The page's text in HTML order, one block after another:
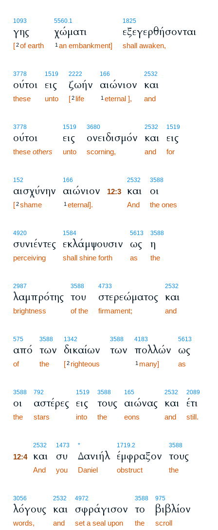
1093
γης
[2of earth
5560.1
χώματι
1 an embankment]
1825
εξεγερθήσονται
shall awaken,
3778
ούτοι
these
1519
εις
unto
2222
ζωήν
[2 life
166
αιώνιον
1 eternal ],
2532
και
and
3778
ούτοι
these others
1519
εις
unto
3680
ονειδισμόν
scorning,
2532
και
and
1519
εις
for
152
αισχύνην
[2shame
166
αιώνιον
1 eternal].
2532
12:3 και
And
3588
οι
the ones
4920
συνιέντες
perceiving
1584
εκλάμψουσιν
shall shine forth
5613
ως
as
3588
η
the
2987
λαμπρότης
brightness
3588
του
of the
4733
στερεώματος
firmament;
2532
και
and
575
από
of
3588
των
the
1342
δικαίων
[2 righteous
3588
των
4183
πολλών
1 many]
5613
ως
as
3588
οι
the
792
αστέρες
stars
1519
εις
into
3588
τους
the
165
αιώνας
eons
2532
και
and
2089
έτι
still.
2532
12:4 και
And
1473
συ
you
*
Δανιήλ
Daniel
1719.2
έμφραξον
obstruct
3588
τους
the
3056
λόγους
words,
2532
και
and
4972
σφράγισον
set a seal upon
3588
το
the
975
βιβλίον
scroll